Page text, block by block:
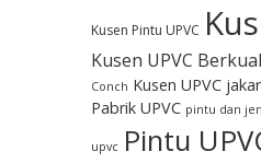
Kusen Pintu UPVC
Kusen UPVC
Conch Kusen UPVC
Pabrik UPVC pintu dan
upvc Pintu